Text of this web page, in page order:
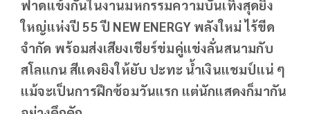
ฟาดแข้งกันในงานมหกรรมความบันเทิงสุดยิ่ง
ใหญ่แห่งปี 55 ปี NEW ENERGY พลังใหม่ ไร้ขีด
จำกัด พร้อมส่งเสียงเชียร์ข่มคู่แข่งลั่นสนามกับ
สโลแกน สีแดงยิงให้ยับ ปะทะ น้ำเงินแชมป์แน่ ๆ
แม้จะเป็นการฝึกซ้อมวันแรก แต่นักแสดงก็มากัน